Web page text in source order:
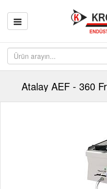
Atalay AEF - 360